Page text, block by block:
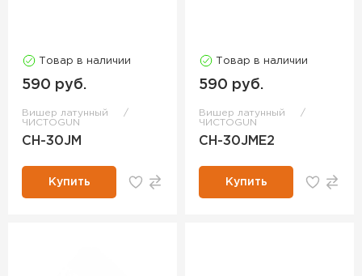
Товар в наличии
590 руб.
Вишер латунный
ЧИСТОGUN
CH-30JM
Купить
Товар в наличии
590 руб.
Вишер латунный
ЧИСТОGUN
CH-30JME2
Купить